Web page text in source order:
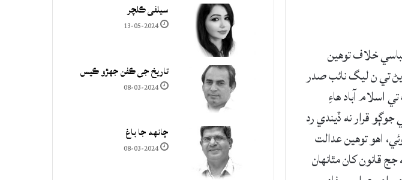
خلاف توهين
تي ن ليگ نائب صدر
اسلام آباد هاءِ
قرار نه ڏيندي رد
اهو توهين عدالت
کان مٿانهان
سيلفي ڪلچر
13-05-2024
تاريخ جي ڪفن جھڙو ڪيس
08-03-2024
چانهه جا باغ
08-03-2024